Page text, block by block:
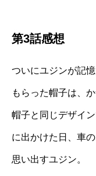
第3話感想
ついにユジンが記
もらった帽子は、
帽子と同じデザイ
に出かけた日、車
思い出すユジン。